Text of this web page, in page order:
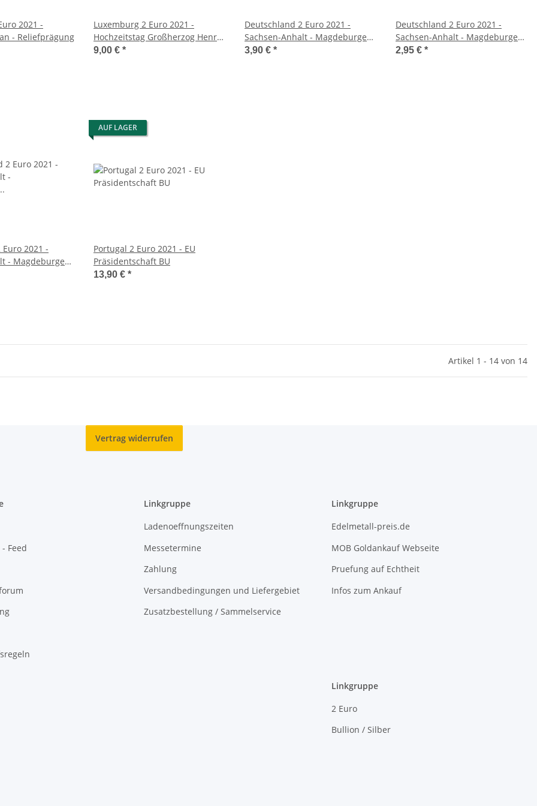
2021 -
- Reliefprägung
Luxemburg 2 Euro 2021 -
Hochzeitstag Großherzog Henri -
Fotoprägung
9,00 € *
Deutschland 2 Euro 2021 -
Sachsen-Anhalt - Magdeburger
Dom - A*
3,90 € *
Deutschland 2 Euro 2021 -
Sachsen-Anhalt - Magdeburger
Dom - D*
2,95 € *
2021 -
- Magdeburger
AUF LAGER
Portugal 2 Euro 2021 - EU
Präsidentschaft BU
13,90 € *
Artikel 1 - 14 von 14
Vertrag widerrufen
- Feed
Linkgruppe
Ladenoeffnungszeiten
Messetermine
Zahlung
Versandbedingungen und Liefergebiet
Zusatzbestellung / Sammelservice
Linkgruppe
Edelmetall-preis.de
MOB Goldankauf Webseite
Pruefung auf Echtheit
Infos zum Ankauf
Linkgruppe
2 Euro
Bullion / Silber